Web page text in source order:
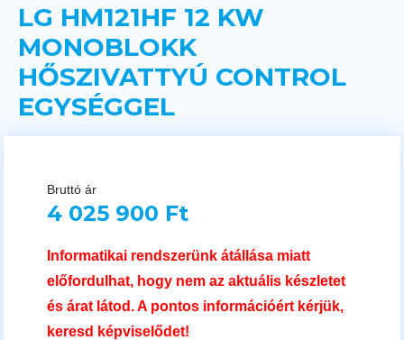
LG HM121HF 12 KW
MONOBLOKK
HŐSZIVATTYÚ CONTROL
EGYSÉGGEL
Bruttó ár
4 025 900 Ft
Informatikai rendszerünk átállása miatt
előfordulhat, hogy nem az aktuális készletet
és árat látod. A pontos információért kérjük,
keresd képviselődet!